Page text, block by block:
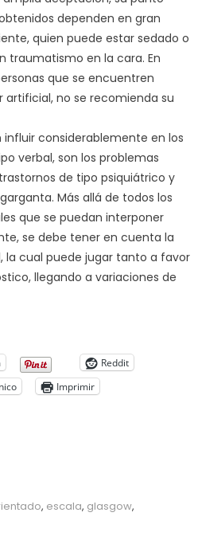
dependen en gran
quien puede estar sedado o
traumatismo en la cara. En
que se encuentren
no se recomienda su
considerablemente en los
verbal, son los problemas
de tipo psiquiátrico y
Más allá de todos los
que se puedan interponer
se debe tener en cuenta la
la cual puede jugar tanto a favor
llegando a variaciones de
Reddit
Imprimir
, escala, glasgow,